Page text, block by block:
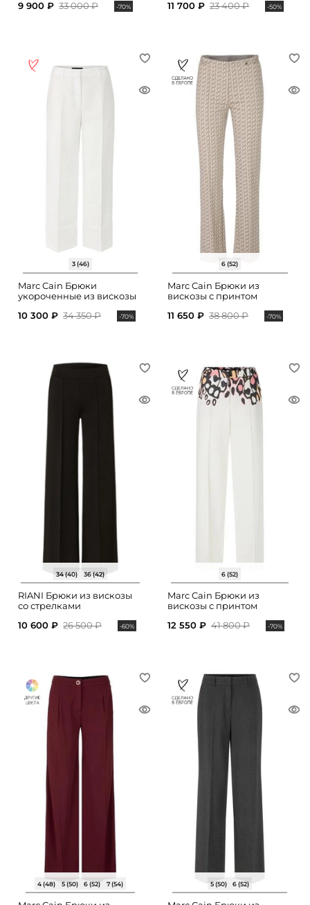
9 900 ₽ 33 000 ₽ -70% 11 700 ₽ 23 400 ₽ -50%
3 (46)
Marc Cain Брюки
укороченные из вискозы
10 300 ₽ 34 350 ₽ -70%
6 (52)
Marc Cain Брюки из
вискозы с принтом
11 650 ₽ 38 800 ₽ -70%
34 (40) 36 (42)
RIANI Брюки из вискозы
со стрелками
10 600 ₽ 26 500 ₽ -60%
6 (52)
Marc Cain Брюки из
вискозы с принтом
12 550 ₽ 41 800 ₽ -70%
4 (48) 5 (50) 6 (52) 7 (54) 5 (50) 6 (52)